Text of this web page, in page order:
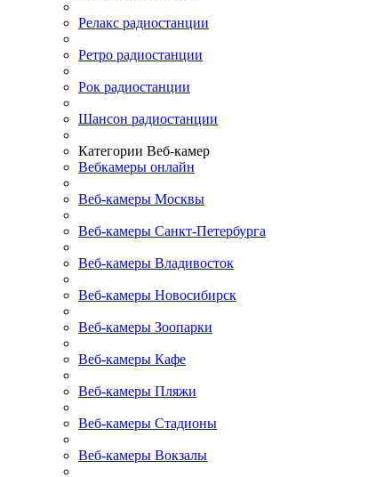
Релакс радиостанции
Ретро радиостанции
Рок радиостанции
Шансон радиостанции
Категории Веб-камер
Вебкамеры онлайн
Веб-камеры Москвы
Веб-камеры Санкт-Петербурга
Веб-камеры Владивосток
Веб-камеры Новосибирск
Веб-камеры Зоопарки
Веб-камеры Кафе
Веб-камеры Пляжи
Веб-камеры Стадионы
Веб-камеры Вокзалы